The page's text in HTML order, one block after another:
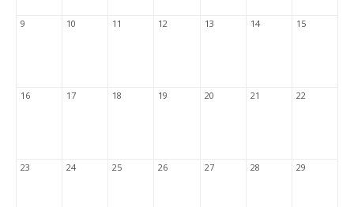
9 10 11 12 13 14 15
16 17 18 19 20 21 22
23 24 25 26 27 28 29